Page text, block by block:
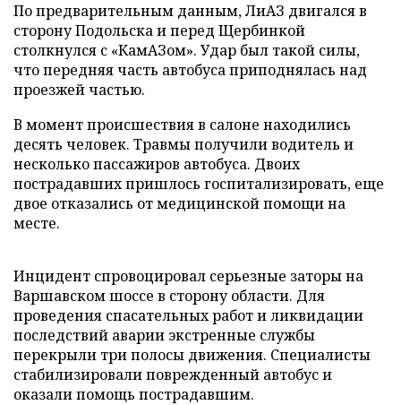
По предварительным данным, ЛиАЗ двигался в
сторону Подольска и перед Щербинкой
столкнулся с «КамАЗом». Удар был такой силы,
что передняя часть автобуса приподнялась над
проезжей частью.
В момент происшествия в салоне находились
десять человек. Травмы получили водитель и
несколько пассажиров автобуса. Двоих
пострадавших пришлось госпитализировать, еще
двое отказались от медицинской помощи на
месте.
Инцидент спровоцировал серьезные заторы на
Варшавском шоссе в сторону области. Для
проведения спасательных работ и ликвидации
последствий аварии экстренные службы
перекрыли три полосы движения. Специалисты
стабилизировали поврежденный автобус и
оказали помощь пострадавшим.